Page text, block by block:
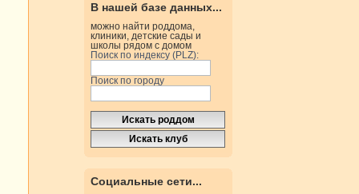
В нашей базе данных...
можно найти роддома,
клиники, детские сады и
школы рядом с домом
Поиск по индексу (PLZ):
Поиск по городу
Социальные сети...